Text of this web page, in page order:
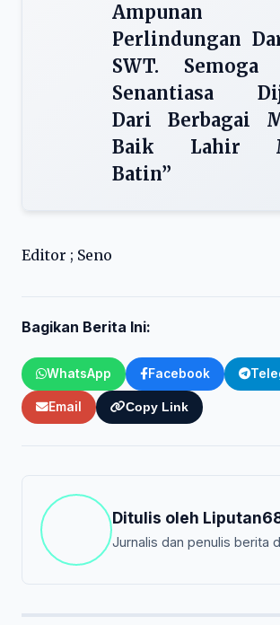
Perlindungan
SWT. Semoga
Senantiasa
Dari Berbagai
Baik Lahir
Batin”
Editor ; Seno
Bagikan Berita Ini:
WhatsApp Facebook
Email Copy Link
Ditulis oleh
Jurnalis dan penulis berita